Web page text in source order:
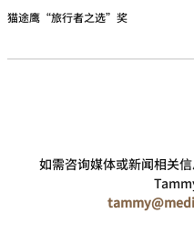
猫途鹰“旅行者之选”奖
如需咨询媒体或新闻相关